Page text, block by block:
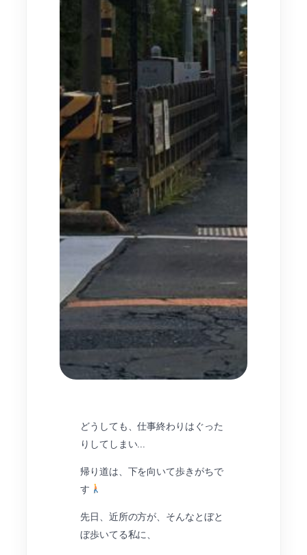
どうしても、仕事終わりはぐった
りしてしまい…
帰り道は、下を向いて歩きがちで
す
先日、近所の方が、そんなとぼと
ぼ歩いてる私に、